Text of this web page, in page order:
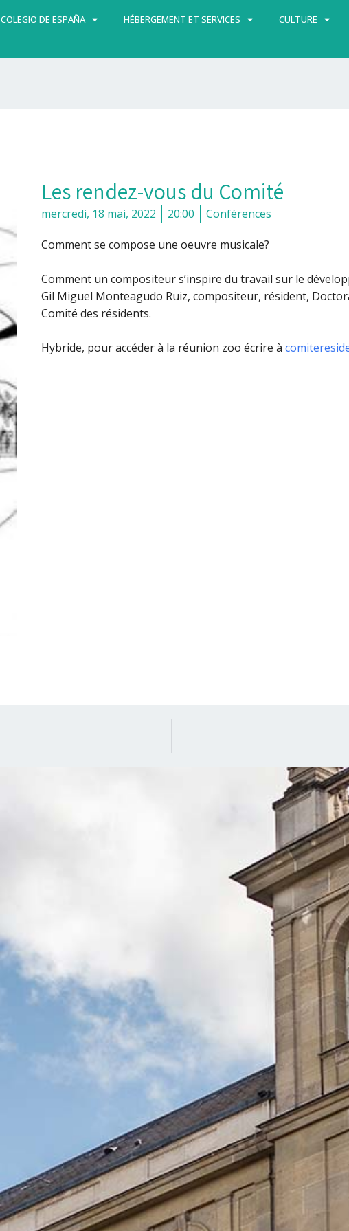
COLEGIO DE ESPAÑA HÉBERGEMENT ET SERVICES CULTURE
Les rendez-vous du Comité
mercredi, 18 mai, 2022 20:00 Conférences
Comment se compose une oeuvre musicale?
Comment un compositeur s’inspire du travail sur le
Gil Miguel Monteagudo Ruiz, compositeur, résident,
Comité des résidents.
Hybride, pour accéder à la réunion zoo écrire à